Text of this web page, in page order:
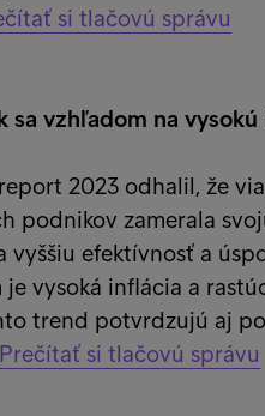
si tlačovú správu
sa vzhľadom na
2023 odhalil, že
podnikov zamerala
vyššiu efektívnosť a
vysoká inflácia a
trend potvrdzujú aj
Prečítať si tlačovú správu